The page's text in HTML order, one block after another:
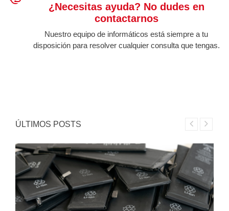
¿Necesitas ayuda? No dudes en
contactarnos
Nuestro equipo de informáticos está siempre a tu
disposición para resolver cualquier consulta que tengas.
ÚLTIMOS POSTS